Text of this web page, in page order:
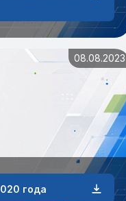
08.08.2023
года